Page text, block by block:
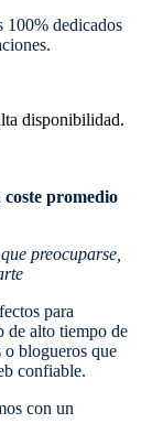
100% dedicados
disponibilidad.
coste promedio
preocuparse,
para
de alto tiempo de
o blogueros que
confiable.
con un